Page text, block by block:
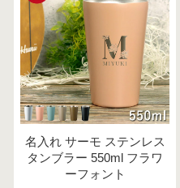
名入れ サーモ ステンレス
タンブラー 550ml フラワ
ーフォント